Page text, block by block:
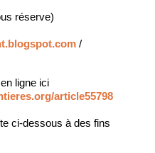
réserve)
blogspot.com /
ligne ici
article55798
ci-dessous à des fins